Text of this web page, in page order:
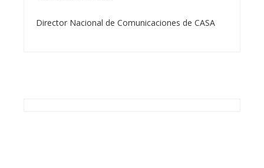
Director Nacional de Comunicaciones de CASA